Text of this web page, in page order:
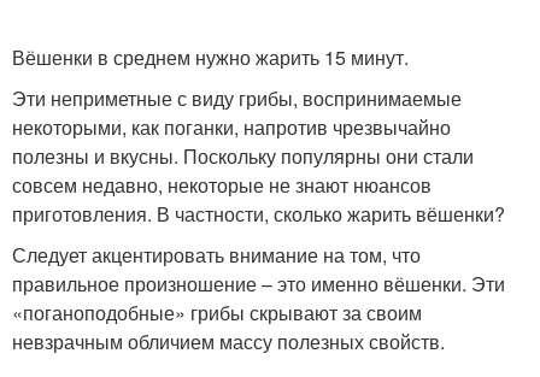
Картошка с колбасой Тушеная картошка
Картошка с сыром
Вёшенки в среднем нужно жарить 15 минут.
Эти неприметные с виду грибы, воспринимаемые
некоторыми, как поганки, напротив чрезвычайно
полезны и вкусны. Поскольку популярны они стали
совсем недавно, некоторые не знают нюансов
приготовления. В частности, сколько жарить вёшенки?
Следует акцентировать внимание на том, что
правильное произношение – это именно вёшенки. Эти
«поганоподобные» грибы скрывают за своим
невзрачным обличием массу полезных свойств.